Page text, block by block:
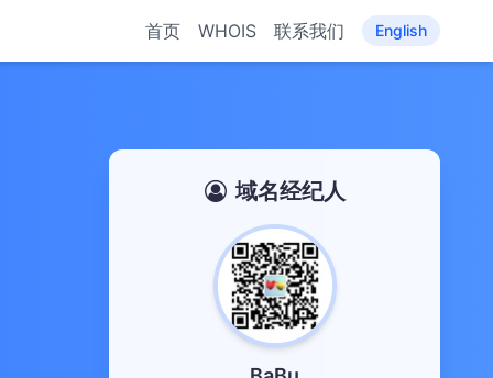
首页 WHOIS 联系我们 English
域名经纪人